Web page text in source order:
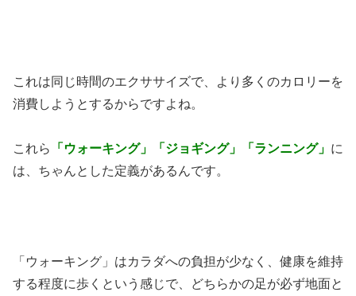
これは同じ時間のエクササイズで、より多くのカロリーを
消費しようとするからですよね。
これら 「ウォーキング」「ジョギング」「ランニング」 に
は、ちゃんとした定義があるんです。
「ウォーキング」はカラダへの負担が少なく、健康を維持
する程度に歩くという感じで、どちらかの足が必ず地面と